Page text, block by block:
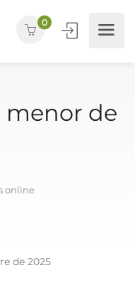
0
menor de
online
de 2025